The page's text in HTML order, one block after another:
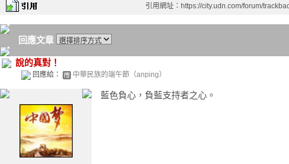
引用網址：https://city.udn.com/forum/
回應文章
說的真對！
回應給： 中華民族的端午節（anping）
藍色負心，負藍支持者之心。